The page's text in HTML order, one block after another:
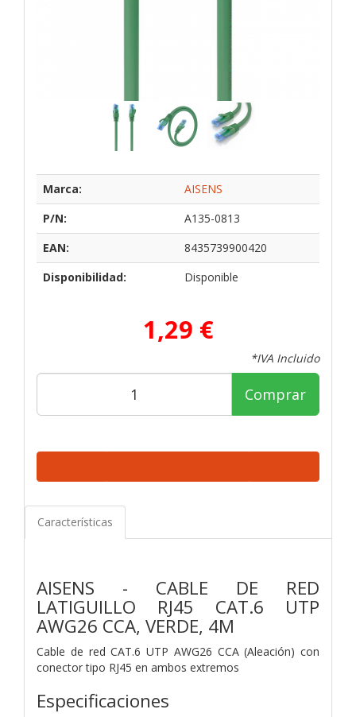
Marca:
AISENS
P/N:
A135-0813
EAN:
8435739900420
Disponibilidad:
Disponible
1,29 €
*IVA Incluido
Comprar
Características
AISENS - CABLE DE RED
LATIGUILLO RJ45 CAT.6 UTP
AWG26 CCA, VERDE, 4M
Cable de red CAT.6 UTP AWG26 CCA (Aleación) con
conector tipo RJ45 en ambos extremos
Especificaciones